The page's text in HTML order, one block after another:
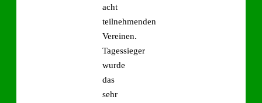
acht
teilnehmenden
Vereinen.
Tagessieger
wurde
das
sehr